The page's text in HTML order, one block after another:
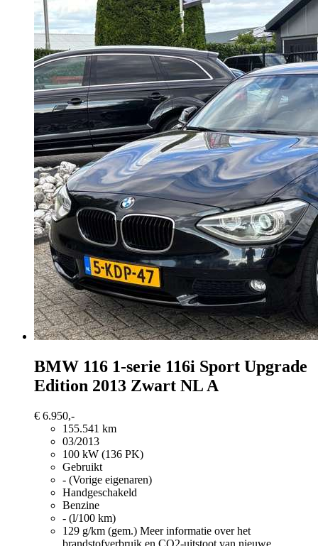
BMW 116 1-serie 116i Sport Upgrade
Edition 2013 Zwart NL A
€ 6.950,-
155.541 km
03/2013
100 kW (136 PK)
Gebruikt
- (Vorige eigenaren)
Handgeschakeld
Benzine
- (l/100 km)
129 g/km (gem.) Meer informatie over het
brandstofverbruik en CO2-uitstoot van nieuwe